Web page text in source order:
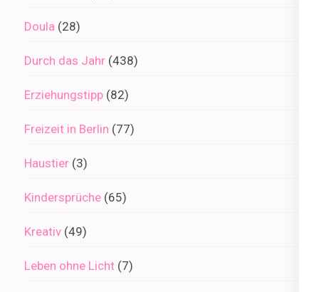
Doula (28)
Durch das Jahr (438)
Erziehungstipp (82)
Freizeit in Berlin (77)
Haustier (3)
Kindersprüche (65)
Kreativ (49)
Leben ohne Licht (7)